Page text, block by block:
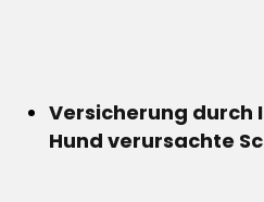
Versicherung durch
Hund verursachte